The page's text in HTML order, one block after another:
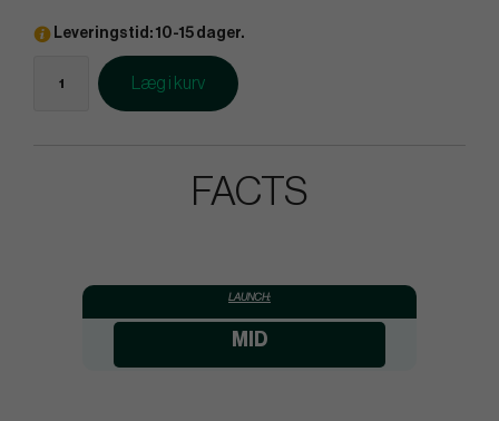
Leveringstid: 10-15 dager.
Læg i kurv
FACTS
LAUNCH:
MID